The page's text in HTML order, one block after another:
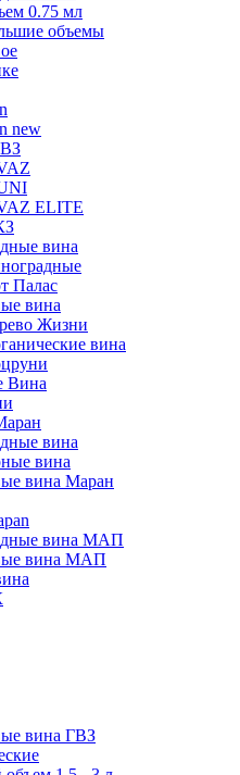
0.75 мл
объемы
new
ELITE
вина
Палас
вина
Жизни
вина
Вина
вина
вина
вина Маран
вина МАП
вина МАП
вина ГВЗ